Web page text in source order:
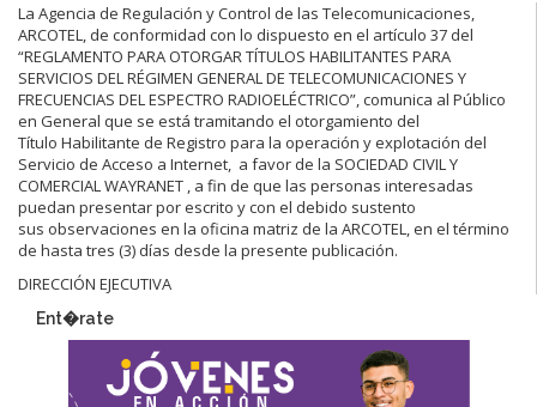
La Agencia de Regulación y Control de las Telecomunicaciones,
ARCOTEL, de conformidad con lo dispuesto en el artículo 37 del
“REGLAMENTO PARA OTORGAR TÍTULOS HABILITANTES PARA
SERVICIOS DEL RÉGIMEN GENERAL DE TELECOMUNICACIONES Y
FRECUENCIAS DEL ESPECTRO RADIOELÉCTRICO”, comunica al Público
en General que se está tramitando el otorgamiento del
Título Habilitante de Registro para la operación y explotación del
Servicio de Acceso a Internet, a favor de la SOCIEDAD CIVIL Y
COMERCIAL WAYRANET , a fin de que las personas interesadas
puedan presentar por escrito y con el debido sustento
sus observaciones en la oficina matriz de la ARCOTEL, en el término
de hasta tres (3) días desde la presente publicación.
DIRECCIÓN EJECUTIVA
Ent�rate